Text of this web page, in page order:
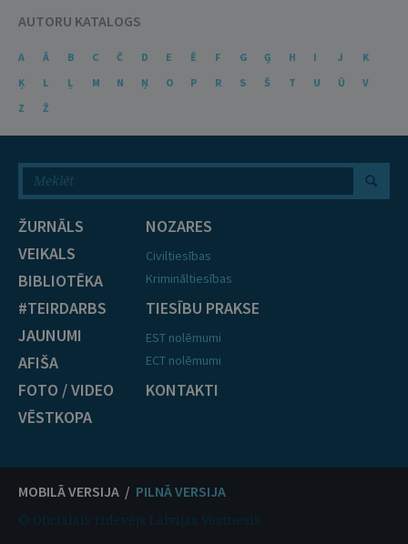
AUTORU KATALOGS
A Ā B C Č D E Ē F G Ģ H I J
K
Ķ
L Ļ M N Ņ O P R S Š T U Ū
V
Z
Ž
ŽURNĀLS
VEIKALS
BIBLIOTĒKA
#TEIRDARBS
JAUNUMI
AFIŠA
FOTO / VIDEO
VĒSTKOPA
NOZARES
Civiltiesības
Krimināltiesības
TIESĪBU PRAKSE
EST nolēmumi
ECT nolēmumi
KONTAKTI
MOBILĀ VERSIJA / PILNĀ VERSIJA
© Oficiālais izdevējs Latvijas Vēstnesis